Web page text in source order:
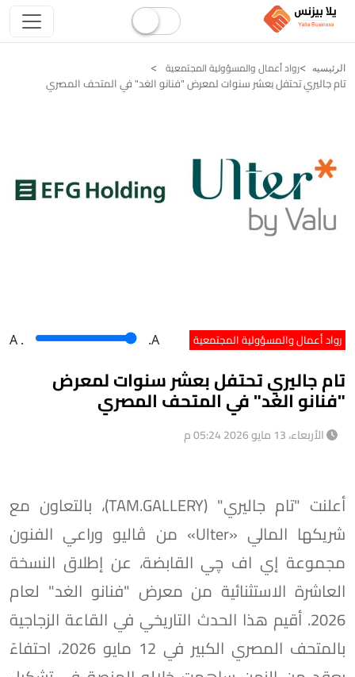
الرئيسيه رواد أعمال والمسؤولية المجتمعية
تام جاليري تحتفل بعشر سنوات لمعرض "فنانو الغد" في المتحف المصري
رواد أعمال والمسؤولية المجتمعية A . .A
تام جاليري تحتفل بعشر سنوات لمعرض
"فنانو الغد" في المتحف المصري
الأربعاء، 13 مايو 2026 05:24 م
أعلنت "تام جاليري" (TAM.GALLERY)، بالتعاون مع
شريكها المالي «Ulter» من ڤاليو وراعي الفنون
مجموعة إي اف چي القابضة، عن إطلاق النسخة
العاشرة الاستثنائية من معرض "فنانو الغد" لعام
2026. أقيم هذا الحدث التاريخي في القاعة الزجاجية
بالمتحف المصري الكبير في 12 مايو 2026، احتفاءً